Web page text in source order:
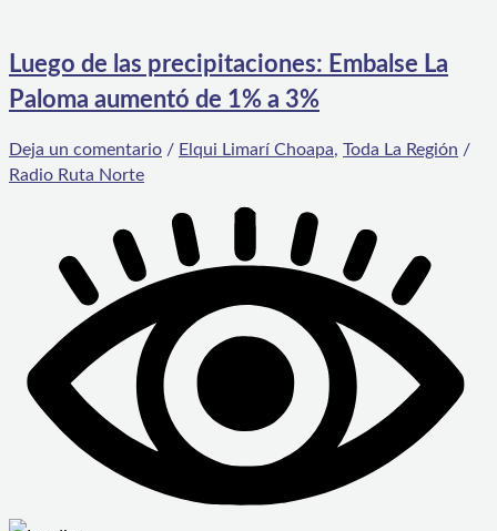
Luego de las precipitaciones: Embalse La
Paloma aumentó de 1% a 3%
Deja un comentario / Elqui Limarí Choapa, Toda La Región /
Radio Ruta Norte